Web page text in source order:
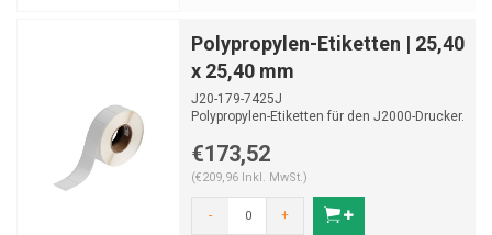
Polypropylen-Etiketten | 25,40
x 25,40 mm
J20-179-7425J
Polypropylen-Etiketten für den J2000-Drucker.
Ro...
€173,52
(€209,96 Inkl. MwSt.)
- +